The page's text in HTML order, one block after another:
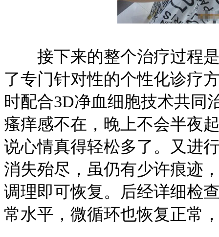
接下来的整个治疗过程是
了专门针对性的个性化诊疗
时配合3D净血细胞技术共同
瘙痒感不在，晚上不会半夜
说心情真得轻松多了。又进
消失殆尽，虽仍有少许痕迹
调理即可恢复。后经详细检
常水平，微循环也恢复正常